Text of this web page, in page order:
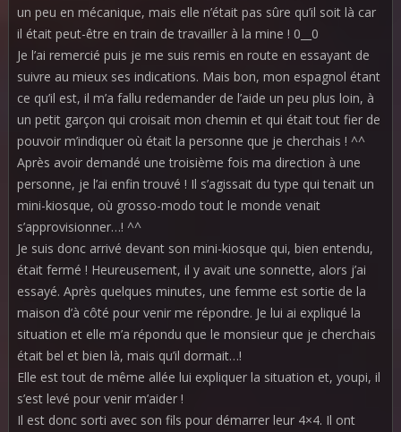
un peu en mécanique, mais elle n’était pas sûre qu’il soit là car
il était peut-être en train de travailler à la mine ! 0__0
Je l’ai remercié puis je me suis remis en route en essayant de
suivre au mieux ses indications. Mais bon, mon espagnol étant
ce qu’il est, il m’a fallu redemander de l’aide un peu plus loin, à
un petit garçon qui croisait mon chemin et qui était tout fier de
pouvoir m’indiquer où était la personne que je cherchais ! ^^
Après avoir demandé une troisième fois ma direction à une
personne, je l’ai enfin trouvé ! Il s’agissait du type qui tenait un
mini-kiosque, où grosso-modo tout le monde venait
s’approvisionner…! ^^
Je suis donc arrivé devant son mini-kiosque qui, bien entendu,
était fermé ! Heureusement, il y avait une sonnette, alors j’ai
essayé. Après quelques minutes, une femme est sortie de la
maison d’à côté pour venir me répondre. Je lui ai expliqué la
situation et elle m’a répondu que le monsieur que je cherchais
était bel et bien là, mais qu’il dormait…!
Elle est tout de même allée lui expliquer la situation et, youpi, il
s’est levé pour venir m’aider !
Il est donc sorti avec son fils pour démarrer leur 4×4. Il ont